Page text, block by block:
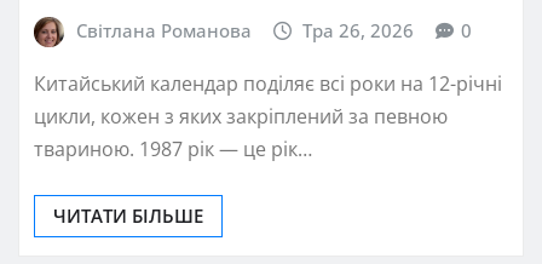
Світлана Романова Тра 26, 2026 0
Китайський календар поділяє всі роки на 12-річні
цикли, кожен з яких закріплений за певною
твариною. 1987 рік — це рік…
ЧИТАТИ БІЛЬШЕ